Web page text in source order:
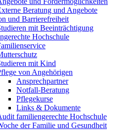
Beratung und Angebote
und Barrierefreiheit
mit Beeinträchtigung
Hochschule
mit Kind
von Angehörigen
Ansprechpartner
Notfall-Beratung
Pflegekurse
Links & Dokumente
familiengerechte Hochschule
der Familie und Gesundheit